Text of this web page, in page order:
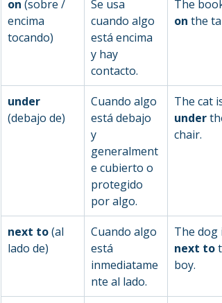
on (sobre /
encima
tocando)
Se usa
cuando algo
está encima
y hay
contacto.
The
on the
under
(debajo de)
Cuando algo
está debajo
y
generalment
e cubierto o
protegido
por algo.
The cat is
under the
chair.
next to (al
lado de)
Cuando algo
está
inmediatame
nte al lado.
The dog
next to
boy.